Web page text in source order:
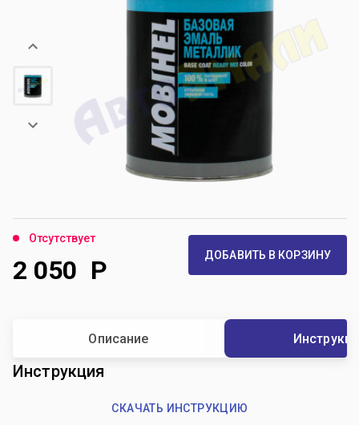
Отсутствует
2 050 Р ДОБАВИТЬ В КОРЗИНУ
Описание
Инструкция
СКАЧАТЬ ИНСТРУКЦИЮ